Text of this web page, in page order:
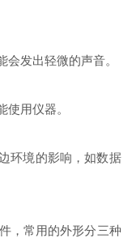
发出轻微的声音。
用仪器。
境的影响，如数据
，常用的外形分三种